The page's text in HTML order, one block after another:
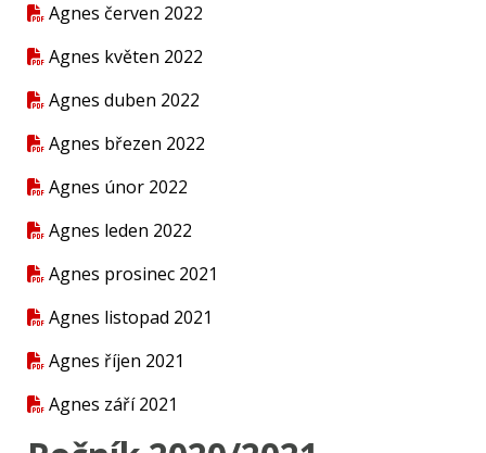
Agnes červen 2022
Agnes květen 2022
Agnes duben 2022
Agnes březen 2022
Agnes únor 2022
Agnes leden 2022
Agnes prosinec 2021
Agnes listopad 2021
Agnes říjen 2021
Agnes září 2021